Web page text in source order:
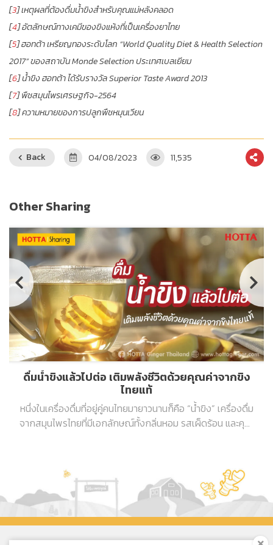
[3] เหตุผลที่ต้องดื่มน้ำขิงสำหรับคุณแม่หลังคลอด
[4] อัตลักษณ์ทางเคมีของขิงแห้งที่เป็นเครื่องยาไทย
[5] ฮอทต้า เหรียญทองระดับโลก “World Quality Diet & Health Selection
2017” ของสถาบัน Monde Selection ประเทศเบลเยียม
[6] น้ำขิง ฮอทต้า ได้รับรางวัล Superior Taste Award 2013
[7] พืชสมุนไพรเศรษฐกิจ-2564
[8] ความหมายของการปลูกพืชหมุนเวียน
Back 04/08/2023 11,535
Other Sharing
ดื่มน้ำขิงแล้วไปต่อ เติมพลังชีวิตด้วยคุณค่าจากขิง
ไทยแท้
หนึ่งในเครื่องดื่มที่อยู่คู่คนไทยมายาวนานก็คือ “น้ำขิง” เครื่องดื่ม
จากสมุนไพรไทยที่มีเอกลักษณ์ทั้งกลิ่นหอม รสเผ็ดร้อน และคุณ